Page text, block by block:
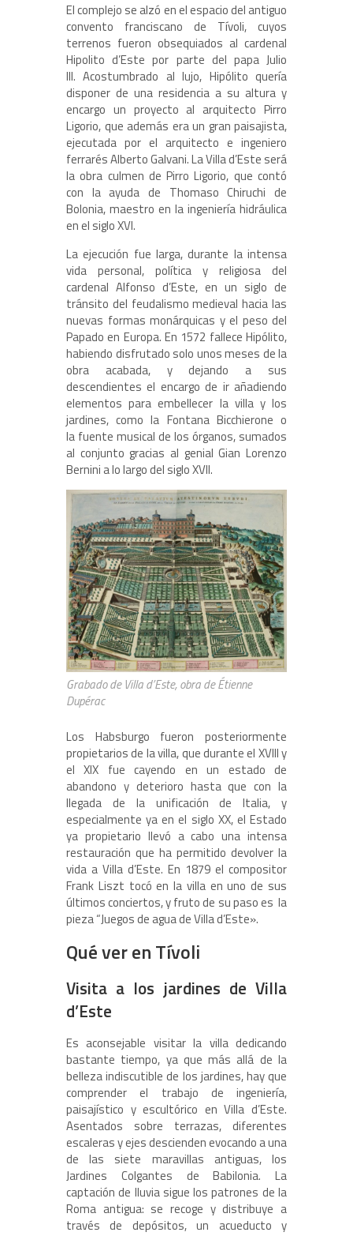
El complejo se alzó en el espacio del antiguo
convento franciscano de Tívoli, cuyos
terrenos fueron obsequiados al cardenal
Hipolito d’Este por parte del papa Julio
III. Acostumbrado al lujo, Hipólito quería
disponer de una residencia a su altura y
encargo un proyecto al arquitecto Pirro
Ligorio, que además era un gran paisajista,
ejecutada por el arquitecto e ingeniero
ferrarés Alberto Galvani. La Villa d’Este será
la obra culmen de Pirro Ligorio, que contó
con la ayuda de Thomaso Chiruchi de
Bolonia, maestro en la ingeniería hidráulica
en el siglo XVI.
La ejecución fue larga, durante la intensa
vida personal, política y religiosa del
cardenal Alfonso d’Este, en un siglo de
tránsito del feudalismo medieval hacia las
nuevas formas monárquicas y el peso del
Papado en Europa. En 1572 fallece Hipólito,
habiendo disfrutado solo unos meses de la
obra acabada, y dejando a sus
descendientes el encargo de ir añadiendo
elementos para embellecer la villa y los
jardines, como la Fontana Bicchierone o
la fuente musical de los órganos, sumados
al conjunto gracias al genial Gian Lorenzo
Bernini a lo largo del siglo XVII.
Grabado de Villa d’Este, obra de Étienne
Dupérac
Los Habsburgo fueron posteriormente
propietarios de la villa, que durante el XVIII y
el XIX fue cayendo en un estado de
abandono y deterioro hasta que con la
llegada de la unificación de Italia, y
especialmente ya en el siglo XX, el Estado
ya propietario llevó a cabo una intensa
restauración que ha permitido devolver la
vida a Villa d’Este. En 1879 el compositor
Frank Liszt tocó en la villa en uno de sus
últimos conciertos, y fruto de su paso es la
pieza “Juegos de agua de Villa d’Este».
Qué ver en Tívoli
Visita a los jardines de Villa
d’Este
Es aconsejable visitar la villa dedicando
bastante tiempo, ya que más allá de la
belleza indiscutible de los jardines, hay que
comprender el trabajo de ingeniería,
paisajístico y escultórico en Villa d’Este.
Asentados sobre terrazas, diferentes
escaleras y ejes descienden evocando a una
de las siete maravillas antiguas, los
Jardines Colgantes de Babilonia. La
captación de lluvia sigue los patrones de la
Roma antigua: se recoge y distribuye a
través de depósitos, un acueducto y